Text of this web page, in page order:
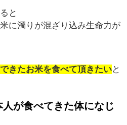
と
に濁りが混ざり込み生命力が
きたお米を食べて頂きたいと
が食べてきた体になじ